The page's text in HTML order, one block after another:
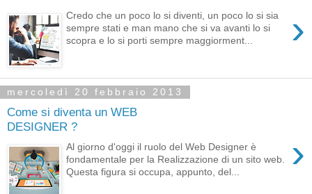
›
Credo che un poco lo si diventi, un poco lo si sia
sempre stati e man mano che si va avanti lo si
scopra e lo si porti sempre maggiorment...
mercoledì 20 febbraio 2013
Come si diventa un WEB
DESIGNER ?
›
Al giorno d'oggi il ruolo del Web Designer è
fondamentale per la Realizzazione di un sito web.
Questa figura si occupa, appunto, del...